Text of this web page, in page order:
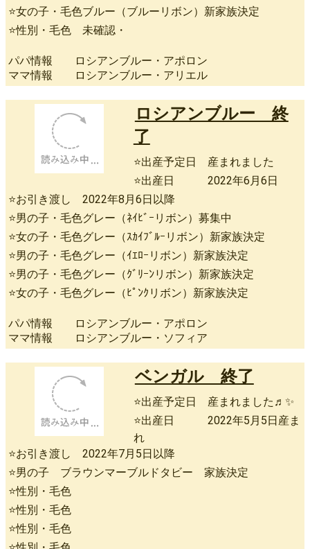
⭐女の子・毛色ブルー（ブルーリボン）新家族決定
⭐性別・毛色 未確認・
パパ情報 ロシアンブルー・アポロン
ママ情報 ロシアンブルー・アリエル
ロシアンブルー 終
了
⭐出産予定日 産まれました
⭐出産日 2022年6月6日
⭐お引き渡し 2022年8月6日以降
⭐男の子・毛色グレー（ﾈｲﾋﾞｰリボン）募集中
⭐女の子・毛色グレー（ｽｶｲﾌﾞﾙｰリボン）新家族決定
⭐男の子・毛色グレー（ｲｴﾛｰリボン）新家族決定
⭐男の子・毛色グレー（ｸﾞﾘｰﾝリボン）新家族決定
⭐女の子・毛色グレー（ﾋﾟﾝｸリボン）新家族決定
パパ情報 ロシアンブルー・アポロン
ママ情報 ロシアンブルー・ソフィア
ベンガル 終了
⭐出産予定日 産まれました♬✨
⭐出産日 2022年5月5日産ま
れ
⭐お引き渡し 2022年7月5日以降
⭐男の子 ブラウンマーブルドタビー 家族決定
⭐性別・毛色
⭐性別・毛色
⭐性別・毛色